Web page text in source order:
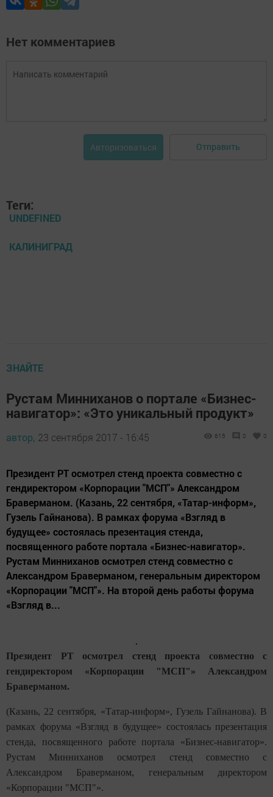
Нет комментариев
Авторизоваться Отправить
Теги:
UNDEFINED
КАЛИНИГРАД
ЗНАЙТЕ
Рустам Минниханов о портале «Бизнес-
навигатор»: «Это уникальный продукт»
автор, 23 сентября 2017 - 16:45 615 0 0
Президент РТ осмотрел стенд проекта совместно с
гендиректором «Корпорации "МСП"» Александром
Браверманом. (Казань, 22 сентября, «Татар-информ»,
Гузель Гайнанова). В рамках форума «Взгляд в
будущее» состоялась презентация стенда,
посвященного работе портала «Бизнес-навигатор».
Рустам Минниханов осмотрел стенд совместно с
Александром Браверманом, генеральным директором
«Корпорации "МСП"». На второй день работы форума
«Взгляд в...
Президент РТ осмотрел стенд проекта совместно с
гендиректором «Корпорации "МСП"» Александром
Браверманом.
(Казань, 22 сентября, «Татар-информ», Гузель Гайнанова). В
рамках форума «Взгляд в будущее» состоялась презентация
стенда, посвященного работе портала «Бизнес-навигатор».
Рустам Минниханов осмотрел стенд совместно с
Александром Браверманом, генеральным директором
«Корпорации "МСП"».